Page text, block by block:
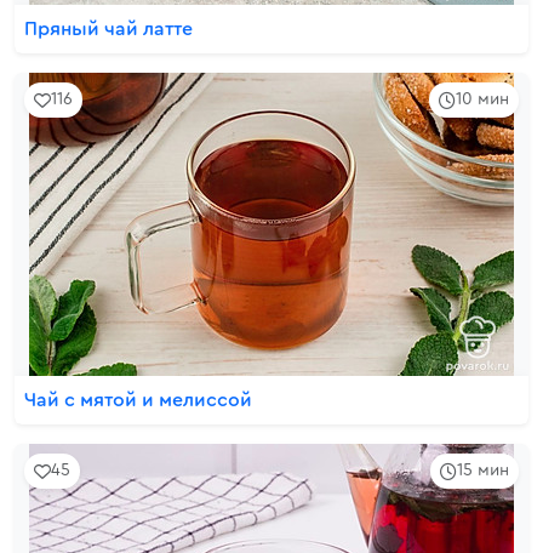
Пряный чай латте
10 мин
116
Чай с мятой и мелиссой
15 мин
45